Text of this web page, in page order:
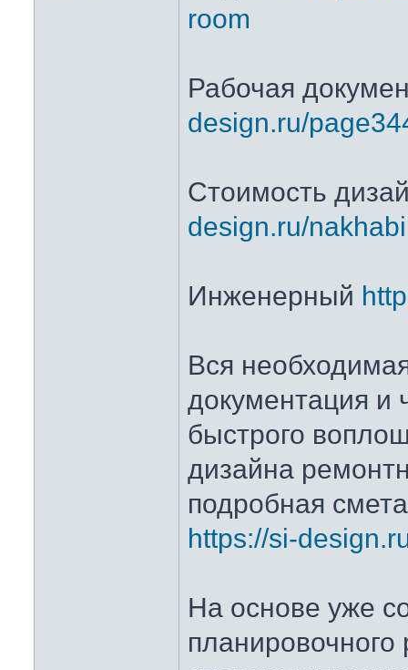
room
Рабочая
design.ru/
Стоимость
design.ru/
Инженерный
Вся
документация и
быстрого
дизайна
подробная
https://si-
На основе уже